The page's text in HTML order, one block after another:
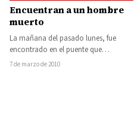
Encuentran a un hombre
muerto
La mañana del pasado lunes, fue
encontrado en el puente que
comunica a Michoacán con el vecino
7 de marzo de 2010